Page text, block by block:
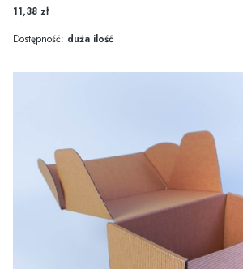
11,38 zł
Dostępność: duża ilość